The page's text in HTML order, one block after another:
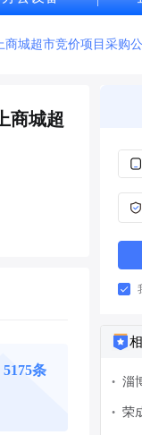
商城超市竞价项目采购
商城超
5175条
• 淄
• 荣